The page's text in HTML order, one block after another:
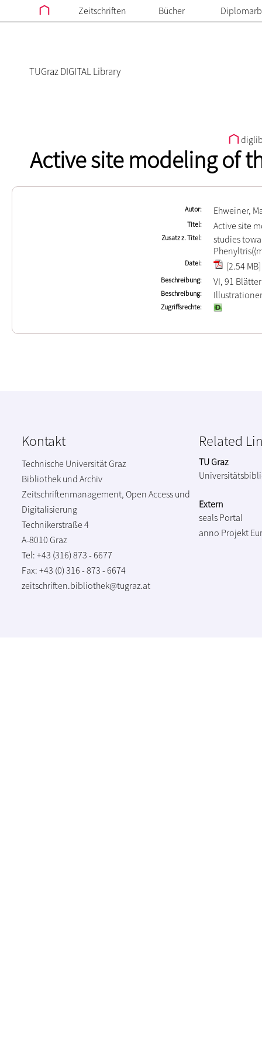
Zeitschriften Bücher
TUGraz DIGITAL Library
Active site modeling of
Autor Ehweiner,
Titel Active site
Zusatz z. Titel
studies
Datei [2.54 MB]
Beschreibung VI, 91 Blätter
Beschreibung
Zugriffsrechte
Kontakt
Technische Universität Graz
Bibliothek und Archiv
Zeitschriftenmanagement, Open Access und
Digitalisierung
Technikerstraße 4
A-8010 Graz
Tel: +43 (316) 873 - 6677
Fax: +43 (0) 316 - 873 - 6674
zeitschriften.bibliothek@tugraz.at
Related
TU Graz
Extern
seals Portal
anno Projekt